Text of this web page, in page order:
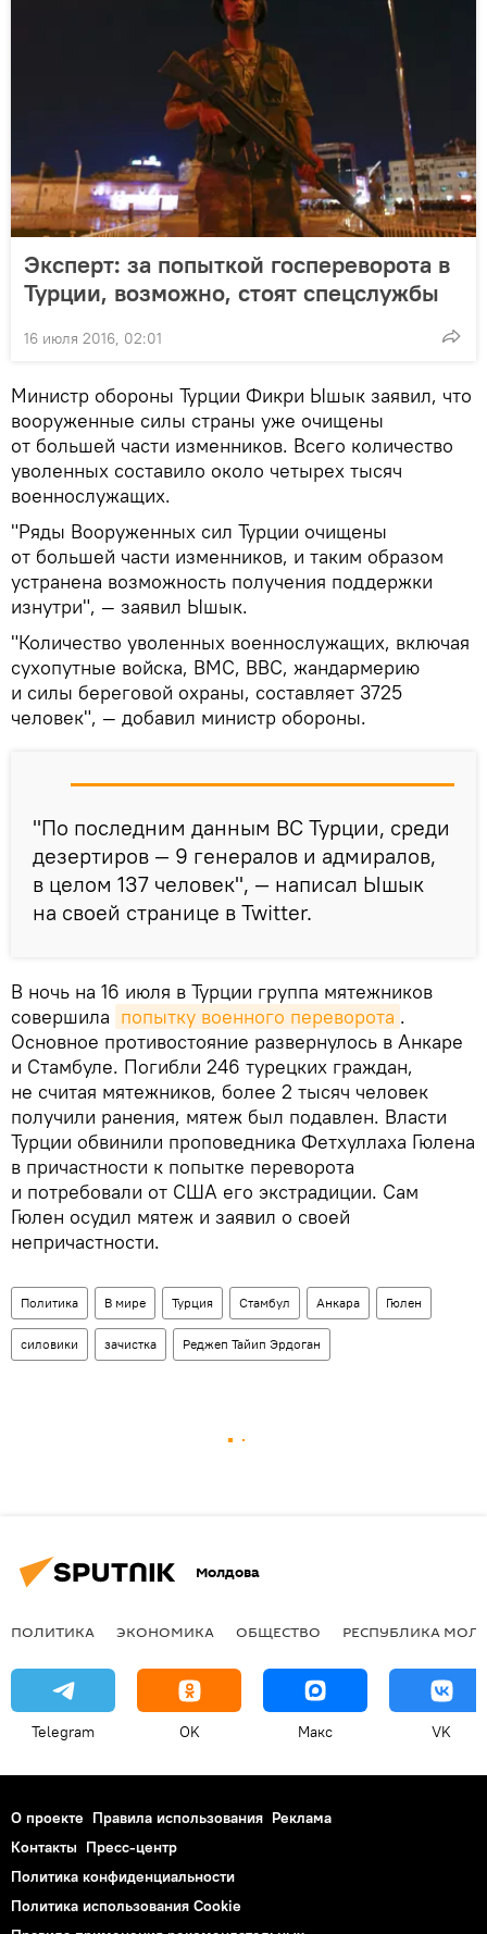
Эксперт: за попыткой госпереворота в
Турции, возможно, стоят спецслужбы
16 июля 2016, 02:01
Министр обороны Турции Фикри Ышык заявил, что
вооруженные силы страны уже очищены
от большей части изменников. Всего количество
уволенных составило около четырех тысяч
военнослужащих.
"Ряды Вооруженных сил Турции очищены
от большей части изменников, и таким образом
устранена возможность получения поддержки
изнутри", — заявил Ышык.
"Количество уволенных военнослужащих, включая
сухопутные войска, ВМС, ВВС, жандармерию
и силы береговой охраны, составляет 3725
человек", — добавил министр обороны.
"По последним данным ВС Турции, среди
дезертиров — 9 генералов и адмиралов,
в целом 137 человек", — написал Ышык
на своей странице в Twitter.
В ночь на 16 июля в Турции группа мятежников
совершила попытку военного переворота .
Основное противостояние развернулось в Анкаре
и Стамбуле. Погибли 246 турецких граждан,
не считая мятежников, более 2 тысяч человек
получили ранения, мятеж был подавлен. Власти
Турции обвинили проповедника Фетхуллаха Гюлена
в причастности к попытке переворота
и потребовали от США его экстрадиции. Сам
Гюлен осудил мятеж и заявил о своей
непричастности.
Политика В мире Турция Стамбул Анкара Гюлен
силовики зачистка Реджеп Тайип Эрдоган
Молдова
ПОЛИТИКА ЭКОНОМИКА ОБЩЕСТВО РЕСПУБЛИКА
Telegram OK Макс VK
О проекте Правила использования Реклама
Контакты Пресс-центр
Политика конфиденциальности
Политика использования Cookie